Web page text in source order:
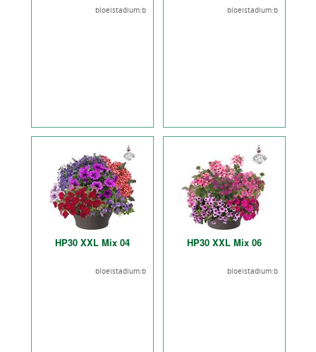
bloeistadium:b bloeistadium:b
HP30 XXL Mix 04
bloeistadium:b
HP30 XXL Mix 06
bloeistadium:b